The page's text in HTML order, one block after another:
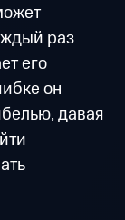
раз
его
он
давая